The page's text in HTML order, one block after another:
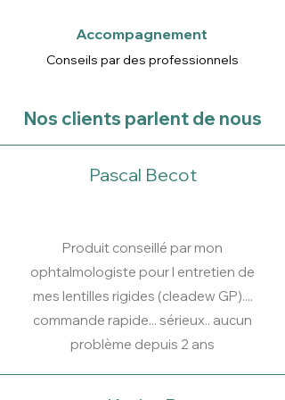
Multifonctions
Accompagnement
Conseils par des professionnels
Nos clients parlent de nous
Pascal Becot
Produit conseillé par mon
ophtalmologiste pour l entretien de
mes lentilles rigides (cleadew GP)....
commande rapide... sérieux.. aucun
problème depuis 2 ans